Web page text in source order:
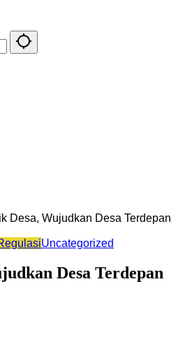
Desa, Wujudkan Desa Terdepan
Uncategorized
Desa Terdepan